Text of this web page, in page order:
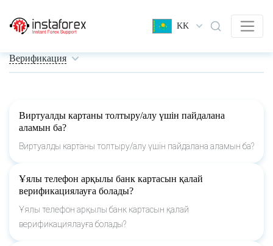
KK
Верификация
Виртуалды картаны толтыру/алу үшін пайдалана
аламын ба?
Виртуалды картаны толтыру/алу үшін пайдалана аламын ба?
Ұялы телефон арқылы банк картасын қалай
верификациялауға болады?
Ұялы телефон арқылы банк картасын қалай
верификациялауға болады?